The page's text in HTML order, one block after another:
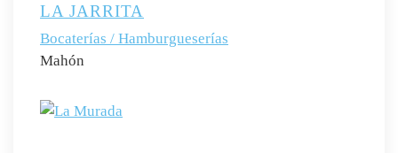
LA JARRITA
Bocaterías / Hamburgueserías
Mahón